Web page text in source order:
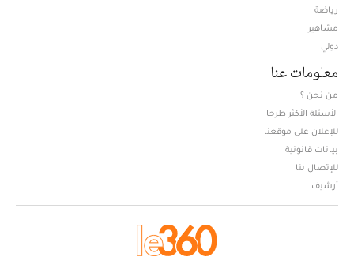
رياضة
مشاهير
دولي
معلومات عنا
من نحن ؟
الأسئلة الأكثر طرحا
للإعلان على موقعنا
بيانات قانونية
للإتصال بنا
أرشيف